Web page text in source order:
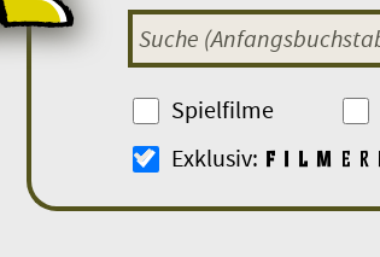
Spielfilme
Exklusiv: